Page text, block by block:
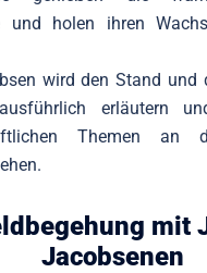
und holen ihren
wird den Stand und
erläutern
Themen an
mit
Jacobsenen